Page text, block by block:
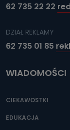
62 735 22 22
DZIAŁ REKLAMY
62 735 01 85
WIADOMOŚCI
CIEKAWOSTKI
EDUKACJA